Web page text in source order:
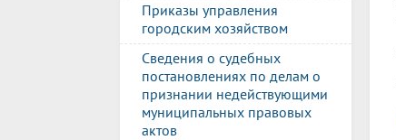
Приказы управления
городским хозяйством
Сведения о судебных
постановлениях по делам о
признании недействующими
муниципальных правовых
актов